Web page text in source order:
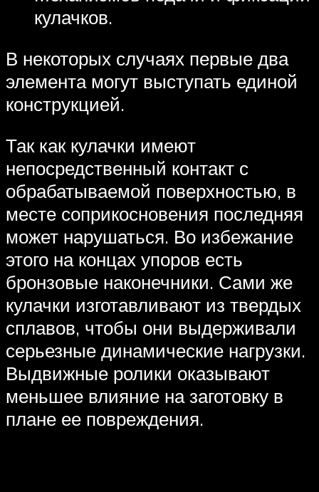
кулачков.
В некоторых случаях первые два
элемента могут выступать единой
конструкцией.
Так как кулачки имеют
непосредственный контакт с
обрабатываемой поверхностью, в
месте соприкосновения последняя
может нарушаться. Во избежание
этого на концах упоров есть
бронзовые наконечники. Сами же
кулачки изготавливают из твердых
сплавов, чтобы они выдерживали
серьезные динамические нагрузки.
Выдвижные ролики оказывают
меньшее влияние на заготовку в
плане ее повреждения.